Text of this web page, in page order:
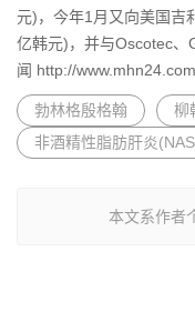
元)，今年1月又向美国吉
亿韩元)，并与Oscotec、
闻 http://
勃林格殷格翰
柳
非酒精性脂肪肝炎
本文系作者